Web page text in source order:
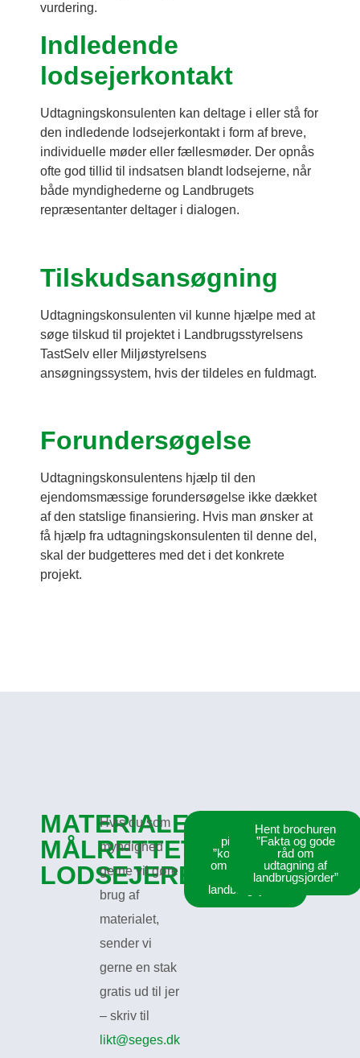
vurdering.
Indledende
lodsejerkontakt
Udtagningskonsulenten kan deltage i eller stå for
den indledende lodsejerkontakt i form af breve,
individuelle møder eller fællesmøder. Der opnås
ofte god tillid til indsatsen blandt lodsejerne, når
både myndighederne og Landbrugets
repræsentanter deltager i dialogen.
Tilskudsansøgning
Udtagningskonsulenten vil kunne hjælpe med at
søge tilskud til projektet i Landbrugsstyrelsens
TastSelv eller Miljøstyrelsens
ansøgningssystem, hvis der tildeles en fuldmagt.
Forundersøgelse
Udtagningskonsulentens hjælp til den
ejendomsmæssige forundersøgelse ikke dækket
af den statslige finansiering. Hvis man ønsker at
få hjælp fra udtagningskonsulenten til denne del,
skal der budgetteres med det i det konkrete
projekt.
MATERIALE
MÅLRETTET
LODSEJERE
Hvis du som
myndighed
gerne vil gøre
brug af
materialet,
sender vi
gerne en stak
gratis ud til jer
– skriv til
likt@seges.dk
Hent
pixibogen
”kort og godt
om udtagning
landbrugsjord”
Hent brochuren
”Fakta og gode
råd om
udtagning af
landbrugsjorder”